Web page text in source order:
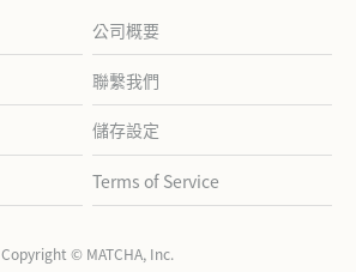
公司概要
聯繫我們
儲存設定
Terms of Service
Copyright © MATCHA, Inc.